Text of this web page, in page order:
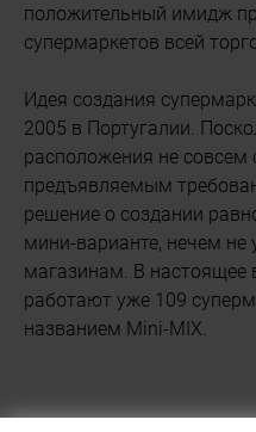
положительный имидж
супермаркетов всей
Идея создания
2005 в Португалии.
расположения не совсем
предъявляемым
решение о создании
мини-варианте, нечем
магазинам. В настоящее
работают уже 109
названием Mini-MIX.